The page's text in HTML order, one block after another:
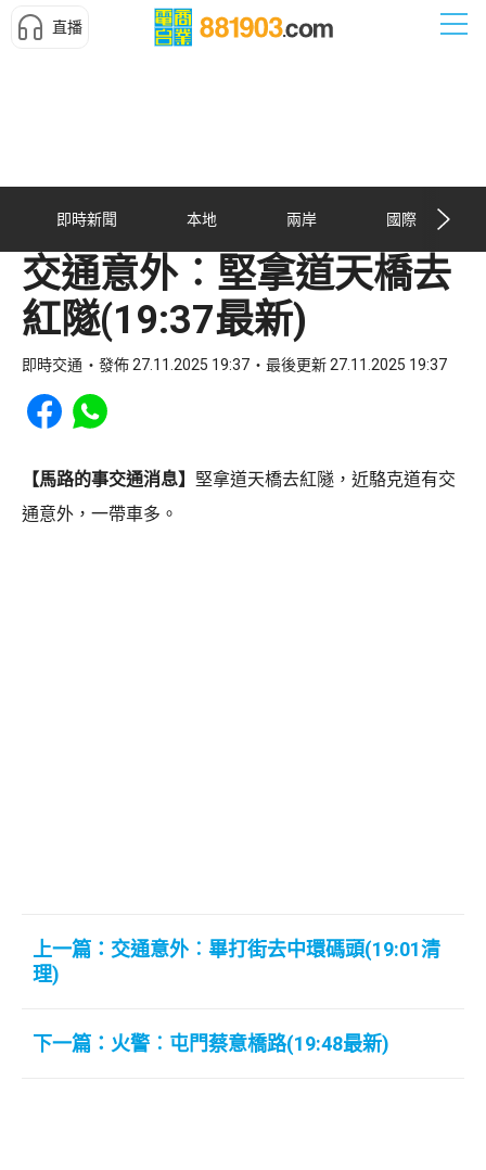
直播
即時新聞 本地 兩岸 國際
交通意外︰堅拿道天橋去
紅隧(19:37最新)
即時交通 發佈 27.11.2025 19:37 最後更新 27.11.2025 19:37
Share to Facebook
Share to WhatsApp
【馬路的事交通消息】 堅拿道天橋去紅隧，近駱克道有交
通意外，一帶車多。
上一篇：交通意外︰畢打街去中環碼頭(19:01清
理)
下一篇：火警︰屯門蔡意橋路(19:48最新)